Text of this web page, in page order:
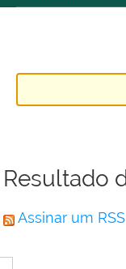
Resultado
Assinar um